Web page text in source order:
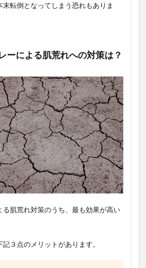
転倒となってしまう恐れもありま
ーによる肌荒れへの対策は？
る肌荒れ対策のうち、最も効果が高い
３点のメリットがあります。